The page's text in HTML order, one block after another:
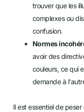
trouver que les
complexes ou
confusion.
Normes
avoir des
couleurs, ce qui
demande à
Il est essentiel de